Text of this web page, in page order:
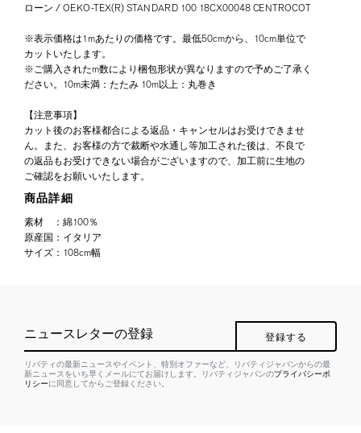
ローン / OEKO-TEX(R) STANDARD 100 18CX00048 CENTROCOT
※表示価格は1mあたりの価格です。最低50cmから、10cm単位で
カットいたします。
※ご購入されたm数により梱包形状が異なりますので予めご了承く
ださい。10m未満：たたみ 10m以上：丸巻き
【注意事項】
カット後のお客様都合による返品・キャンセルはお受けできませ
ん。また、お客様の方で裁断や水通し等加工された後は、不良で
の返品もお受けできない場合がございますので、加工前に生地の
ご確認をお願いいたします。
商品詳細
素材 ： 綿100％
原産国 ： イタリア
サイズ ： 108cm幅
ニュースレターの登録 登録する
リバティの最新ニュースやイベント、特別オファーなど、リバティジャパンからの最
新ニュースをいち早くメールにてお届けします。リバティジャパンのプライバシーポ
リシーに同意してからご登録ください。